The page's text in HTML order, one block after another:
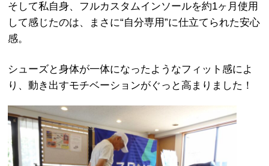
そして私自身、フルカスタムインソールを約1ヶ月使用
して感じたのは、まさに“自分専用”に仕立てられた安心
感。
シューズと身体が一体になったようなフィット感によ
り、動き出すモチベーションがぐっと高まりました！